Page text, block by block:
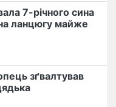
7-річного сина
ланцюгу майже
️зґвалтував